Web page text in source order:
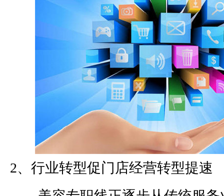
2、行业转型促门店经营转型提速